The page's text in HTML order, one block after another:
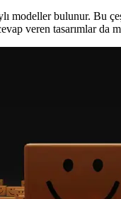
modeller bulunur. Bu
veren tasarımlar da